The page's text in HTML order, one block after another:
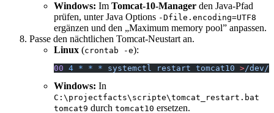
Windows: Im Tomcat-10-Manager den Java-Pfad
prüfen, unter Java Options -Dfile.encoding=UTF8
ergänzen und den „Maximum memory pool” anpassen.
Passe den nächtlichen Tomcat-Neustart an.
Linux (crontab -e):
00 4 * * * systemctl restart tomcat10 >/dev/
Windows: In
C:\projectfacts\scripte\tomcat_restart.bat
tomcat9 durch tomcat10 ersetzen.